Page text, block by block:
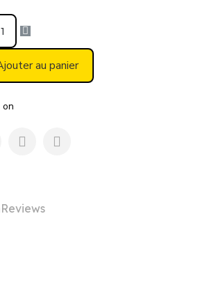
au panier
on
Reviews